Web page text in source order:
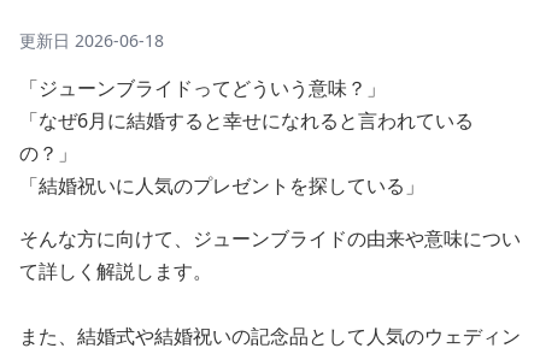
更新日 2026-06-18
「ジューンブライドってどういう意味？」
「なぜ6月に結婚すると幸せになれると言われている
の？」
「結婚祝いに人気のプレゼントを探している」
そんな方に向けて、ジューンブライドの由来や意味につい
て詳しく解説します。
また、結婚式や結婚祝いの記念品として人気のウェディン